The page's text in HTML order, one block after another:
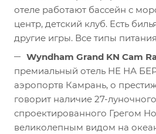
отеле работают бассейн с
центр, детский клуб. Есть
другие игры. Все типы
Wyndham Grand KN Cam
премиальный отель НЕ НА
аэропортв Камрань, о
говорит наличие 27-
спроектированного Грегом
великолепным видом на